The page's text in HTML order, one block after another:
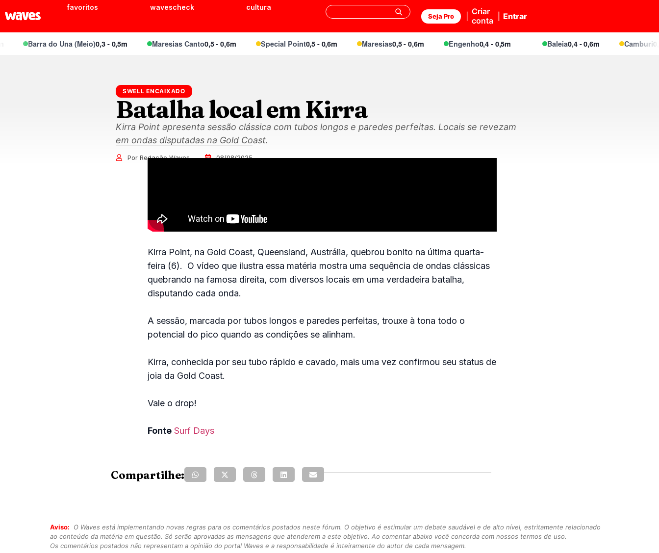
favoritos wavescheck cultura
Seja Pro
Criar
conta
Entrar
Barra do Una (Meio)0,3 - 0,5m Maresias Canto0,5 - 0,6m Special Point0,5 - 0,6m Maresias0,5 - 0,6m Engenho0,4 - 0,5m Baleia0,4 - 0,6m Camburi0,5 -
SWELL ENCAIXADO
Batalha local em Kirra
Kirra Point apresenta sessão clássica com tubos longos e paredes perfeitas. Locais se revezam
em ondas disputadas na Gold Coast.
Por Redação Waves 08/08/2025
Kirra Point, na Gold Coast, Queensland, Austrália, quebrou bonito na última quarta-
feira (6). O vídeo que ilustra essa matéria mostra uma sequência de ondas clássicas
quebrando na famosa direita, com diversos locais em uma verdadeira batalha,
disputando cada onda.
A sessão, marcada por tubos longos e paredes perfeitas, trouxe à tona todo o
potencial do pico quando as condições se alinham.
Kirra, conhecida por seu tubo rápido e cavado, mais uma vez confirmou seu status de
joia da Gold Coast.
Vale o drop!
Fonte Surf Days
Compartilhe:
Aviso:
O Waves está implementando novas regras para os comentários postados neste fórum. O objetivo é estimular um debate saudável e de alto nível, estritamente relacionado
ao conteúdo da matéria em questão. Só serão aprovadas as mensagens que atenderem a este objetivo. Ao comentar abaixo você concorda com nossos termos de uso.
Os comentários postados não representam a opinião do portal Waves e a responsabilidade é inteiramente do autor de cada mensagem.